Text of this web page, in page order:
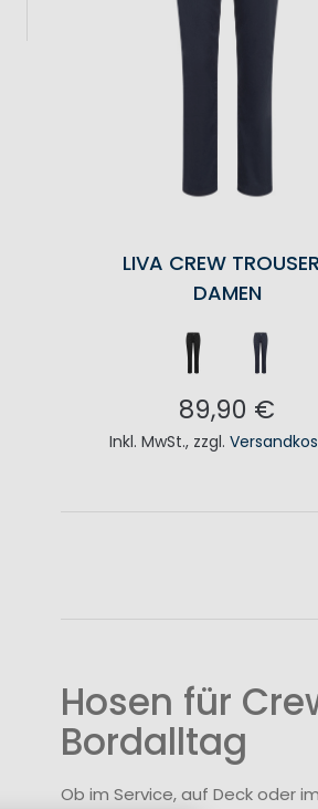
LIVA CREW
DAMEN
89,90 €
Inkl. MwSt., zzgl.
Hosen für
Bordalltag
Ob im Service, auf Deck oder